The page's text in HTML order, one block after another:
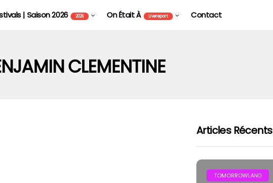
| Saison 2026 2026 On Était À Livereport Contact
CLEMENTINE
Articles Récents
TOMORROWLAND